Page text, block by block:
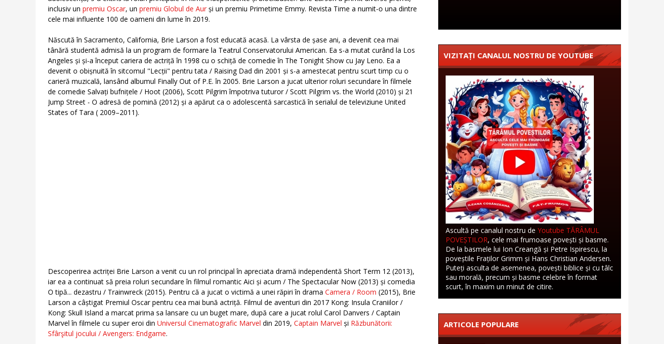
inclusiv un premiu Oscar, un premiu Globul de Aur și un premiu Primetime Emmy. Revista Time a numit-o una dintre
cele mai influente 100 de oameni din lume în 2019.
Născută în Sacramento, California, Brie Larson a fost educată acasă. La vârsta de șase ani, a devenit cea mai
tânără studentă admisă la un program de formare la Teatrul Conservatorului American. Ea s-a mutat curând la Los
Angeles și și-a început cariera de actriță în 1998 cu o schiță de comedie în The Tonight Show cu Jay Leno. Ea a
devenit o obișnuită în sitcomul "Lecții" pentru tata / Raising Dad din 2001 și s-a amestecat pentru scurt timp cu o
carieră muzicală, lansând albumul Finally Out of P.E. în 2005. Brie Larson a jucat ulterior roluri secundare în filmele
de comedie Salvați bufnițele / Hoot (2006), Scott Pilgrim împotriva tuturor / Scott Pilgrim vs. the World (2010) și 21
Jump Street - O adresă de pomină (2012) și a apărut ca o adolescentă sarcastică în serialul de televiziune United
States of Tara ( 2009–2011).
Descoperirea actriței Brie Larson a venit cu un rol principal în apreciata dramă independentă Short Term 12 (2013),
iar ea a continuat să preia roluri secundare în filmul romantic Aici și acum / The Spectacular Now (2013) și comedia
O tipă... dezastru / Trainwreck (2015). Pentru că a jucat o victimă a unei răpiri în drama Camera / Room (2015), Brie
Larson a câștigat Premiul Oscar pentru cea mai bună actriță. Filmul de aventuri din 2017 Kong: Insula Craniilor /
Kong: Skull Island a marcat prima sa lansare cu un buget mare, după care a jucat rolul Carol Danvers / Captain
Marvel în filmele cu super eroi din Universul Cinematografic Marvel din 2019, Captain Marvel și Răzbunătorii:
Sfârşitul jocului / Avengers: Endgame.
VIZITAȚI CANALUL NOSTRU DE YOUTUBE
Ascultă pe canalul nostru de Youtube TĂRÂMUL
POVEȘTILOR, cele mai frumoase povești și basme.
De la basmele lui Ion Creangă și Petre Ispirescu, la
poveștile Fraților Grimm și Hans Christian Andersen.
Puteți asculta de asemenea, povești biblice și cu tâlc
sau morală, precum și basme celebre în format
scurt, în maxim un minut de citire.
ARTICOLE POPULARE